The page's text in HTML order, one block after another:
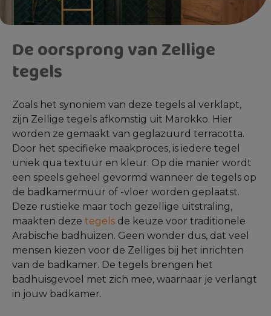
De oorsprong van Zellige
tegels
Zoals het synoniem van deze tegels al verklapt,
zijn Zellige tegels afkomstig uit Marokko. Hier
worden ze gemaakt van geglazuurd terracotta.
Door het specifieke maakproces, is iedere tegel
uniek qua textuur en kleur. Op die manier wordt
een speels geheel gevormd wanneer de tegels op
de badkamermuur of -vloer worden geplaatst.
Deze rustieke maar toch gezellige uitstraling,
maakten deze tegels de keuze voor traditionele
Arabische badhuizen. Geen wonder dus, dat veel
mensen kiezen voor de Zelliges bij het inrichten
van de badkamer. De tegels brengen het
badhuisgevoel met zich mee, waarnaar je verlangt
in jouw badkamer.